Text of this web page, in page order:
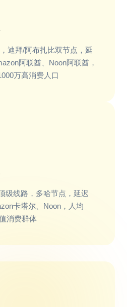
迪拜/阿布扎比双节点，延
阿联酋、Noon阿联酋，
万高消费人口
级线路，多哈节点，延迟
卡塔尔、Noon，人均
消费群体